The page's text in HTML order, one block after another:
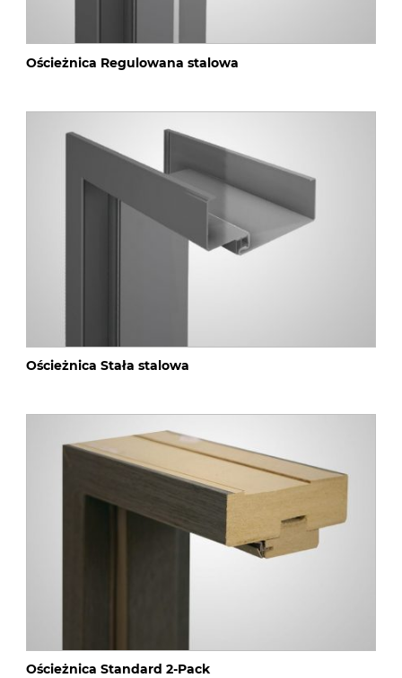
Ościeżnica Regulowana stalowa
Ościeżnica Stała stalowa
Ościeżnica Standard 2-Pack